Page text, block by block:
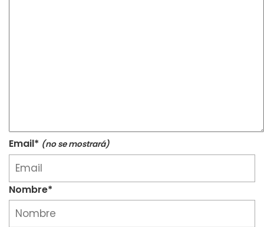
Email* (no se mostrará)
Nombre*